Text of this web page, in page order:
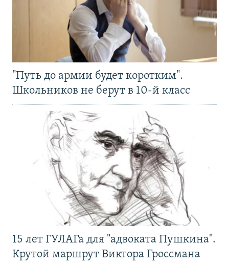
"Путь до армии будет коротким".
Школьников не берут в 10-й класс
15 лет ГУЛАГа для "адвоката Пушкина".
Крутой маршрут Виктора Гроссмана